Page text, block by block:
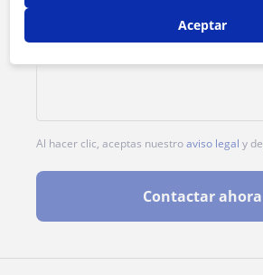
Al hacer clic, aceptas nuestroaviso legal y de
Contactar ahora
Aceptar